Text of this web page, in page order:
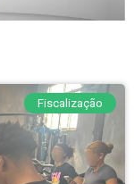
Fiscalização